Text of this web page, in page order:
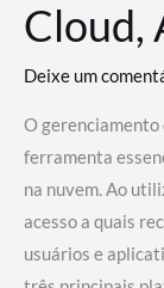
Cloud,
Deixe um
O gerenciamento
ferramenta
na nuvem. Ao
acesso a quais
usuários e